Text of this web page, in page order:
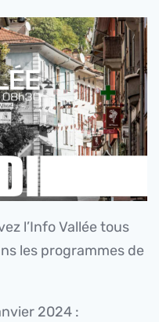
l’Info Vallée tous
les programmes de
2024 :